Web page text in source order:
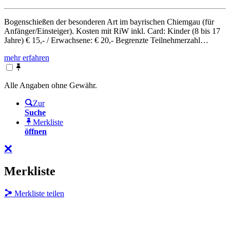
Bogenschießen der besonderen Art im bayrischen Chiemgau (für
Anfänger/Einsteiger). Kosten mit RiW inkl. Card: Kinder (8 bis 17
Jahre) € 15,- / Erwachsene: € 20,- Begrenzte Teilnehmerzahl…
mehr erfahren
Alle Angaben ohne Gewähr.
Zur
Suche
Merkliste
öffnen
Merkliste
Merkliste teilen